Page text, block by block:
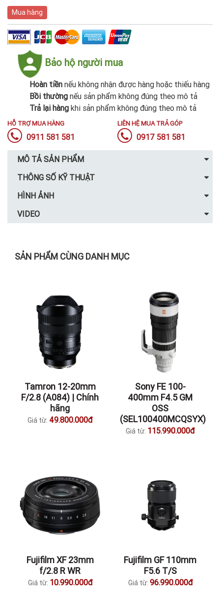
Mua hàng
Bảo hộ người mua
Hoàn tiền nếu không nhận được hàng hoặc thiếu hàng
Bồi thường nếu sản phẩm không đúng theo mô tả
Trả lại hàng khi sản phẩm không đúng theo mô tả
HỖ TRỢ MUA HÀNG
0911 581 581
LIÊN HỆ MUA TRẢ GÓP
0917 581 581
MÔ TẢ SẢN PHẨM
THÔNG SỐ KỸ THUẬT
HÌNH ẢNH
VIDEO
SẢN PHẨM CÙNG DANH MỤC
Tamron 12-20mm
F/2.8 (A084) | Chính
hãng
Giá từ: 49.800.000đ
Sony FE 100-
400mm F4.5 GM
OSS
(SEL100400MCQSYX)
Giá từ: 115.990.000đ
Fujifilm XF 23mm
f/2.8 R WR
Giá từ: 10.990.000đ
Fujifilm GF 110mm
F5.6 T/S
Giá từ: 96.990.000đ